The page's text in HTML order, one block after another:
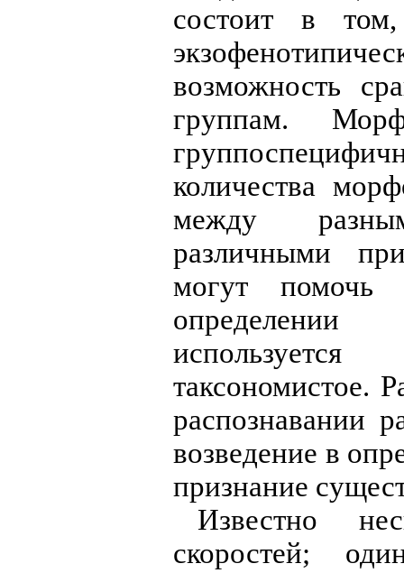
состоит в
возможность
группам.
количества
между
различными
могут помочь
определении
используется
таксономистое.
распознавании
возведение в
признание
Известно
скоростей;